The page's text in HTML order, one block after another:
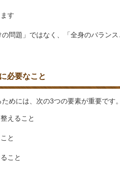
す
問題」ではなく、「全身のバラン
必要なこと
めには、次の3つの要素が重要です
えること
と
こと